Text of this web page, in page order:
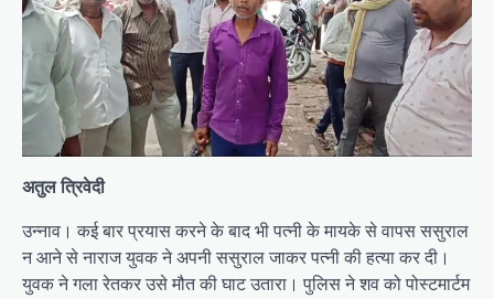
अतुल त्रिवेदी
उन्नाव। कई बार प्रयास करने के बाद भी पत्नी के मायके से वापस ससुराल
न आने से नाराज युवक ने अपनी ससुराल जाकर पत्नी की हत्या कर दी।
युवक ने गला रेतकर उसे मौत की घाट उतारा। पुलिस ने शव को पोस्टमार्टम